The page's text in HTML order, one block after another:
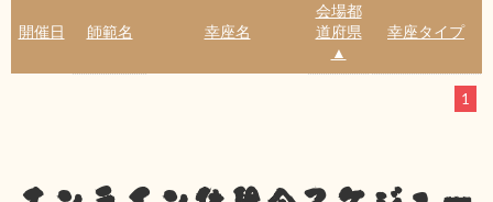
開催日 師範名 幸座名
会場都
道府県
▲
幸座タイプ
1